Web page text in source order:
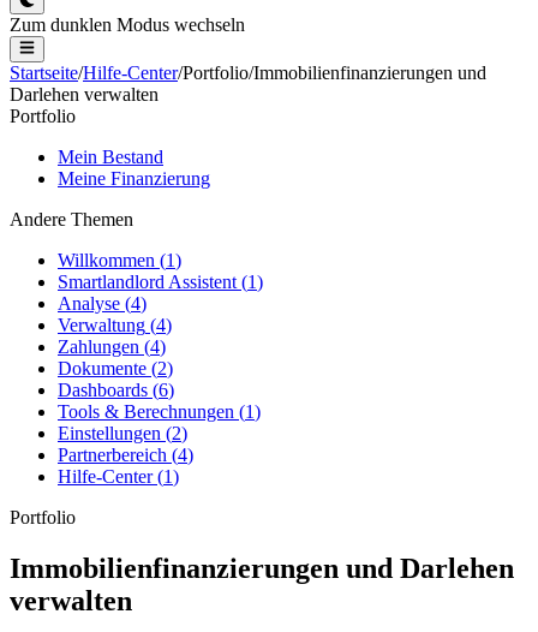
Zum dunklen Modus wechseln
Startseite/Hilfe-Center/Portfolio/Immobilienfinanzierungen und
Darlehen verwalten
Portfolio
Mein Bestand
Meine Finanzierung
Andere Themen
Willkommen (1)
Smartlandlord Assistent (1)
Analyse (4)
Verwaltung (4)
Zahlungen (4)
Dokumente (2)
Dashboards (6)
Tools & Berechnungen (1)
Einstellungen (2)
Partnerbereich (4)
Hilfe-Center(1)
Portfolio
Immobilienfinanzierungen und Darlehen
verwalten